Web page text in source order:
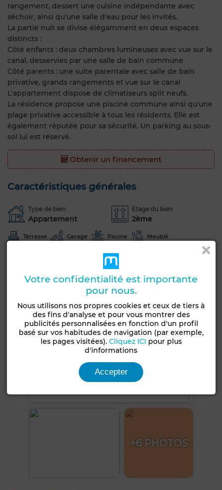
rangement, dessert une cuisine indépendante avec
séchoir, ainsi qu'une salle d'eau pour les invités.
La partie nuit se divise élégamment en deux espaces
distincts :
Côté enfants : deux chambres lumineuses avec vue sur le
canal, desservies par une salle de bain commune
Côté parents : une suite parentale avec salle de bain
privative, grands rangements et vue sur le canal
L'appartement dispose de climatiseurs split neufs.
La résidence propose une piscine commune ainsi qu'une
plage privative accessible à tous les résidents. Elle est
également réputée pour sa sécurité. Un parking au sous-
sol lui est réservé.
Obtenir un financement
Caractéristiques générales
Type de bien
Appartement
Étage du bien
2ème
Terrasse Garage Piscine Meublé
+6 PHOTOS
Votre confidentialité est importante
pour nous.
Nous utilisons nos propres cookies et ceux de tiers à
des fins d'analyse et pour vous montrer des
publicités personnalisées en fonction d'un profil
basé sur vos habitudes de navigation (par exemple,
les pages visitées). Cliquez ICI pour plus
d'informations
Accepter